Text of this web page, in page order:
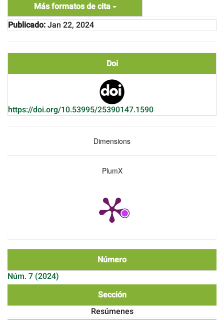
Más formatos de cita
Publicado:Jan 22, 2024
Doi
https://doi.org/10.53995/25390147.1590
Dimensions
PlumX
Número
Núm. 7 (2024)
Sección
Resúmenes